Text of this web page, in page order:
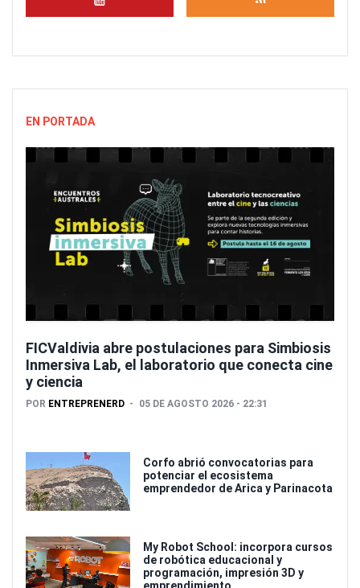
EN PORTADA
FICValdivia abre postulaciones para Simbiosis
Inmersiva Lab, el laboratorio que conecta cine
y ciencia
POR ENTREPRENERD 05 DE AGOSTO 2026 - 22:31
Corfo abrió convocatorias para
potenciar el ecosistema
emprendedor de Arica y Parinacota
My Robot School: incorpora cursos
de robótica educacional y
programación, impresión 3D y